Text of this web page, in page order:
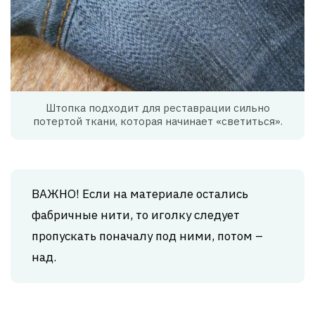
Штопка подходит для реставрации сильно
потертой ткани, которая начинает «светиться».
ВАЖНО! Если на материале остались
фабричные нити, то иголку следует
пропускать поначалу под ними, потом –
над.